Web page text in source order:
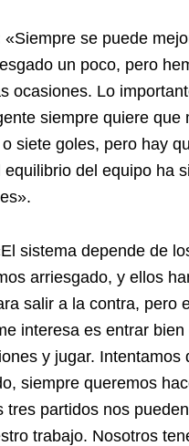
«Siempre se puede
un poco, pero
ocasiones. Lo
siempre quiere que
siete goles, pero hay
equilibrio del equipo ha
sistema depende de
arriesgado, y ellos
salir a la contra, pero
interesa es entrar bien
y jugar. Intentamos
siempre queremos
tres partidos nos
trabajo. Nosotros